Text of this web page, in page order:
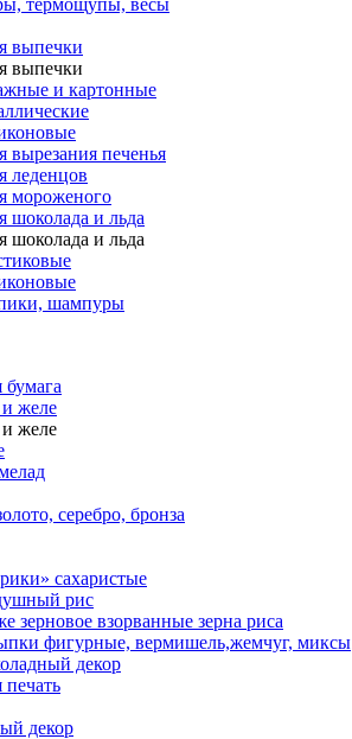
термощупы, весы
выпечки
выпечки
и картонные
печенья
леденцов
мороженого
и льда
и льда
шампуры
бумага
желе
желе
серебро, бронза
сахаристые
рис
зерновое взорванные зерна риса
фигурные, вермишель,жемчуг, миксы
декор
печать
декор